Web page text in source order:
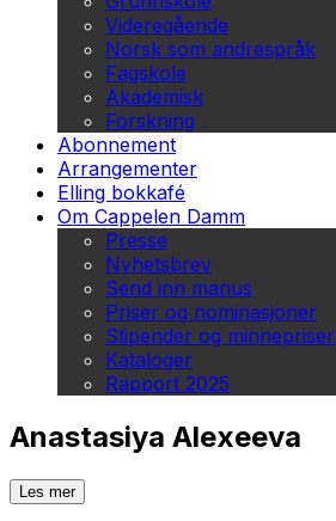
Videregående
Norsk som andrespråk
Fagskole
Akademisk
Forskning
Abonnement
Arrangementer
Elling bokkafé
Om Cappelen Damm
Presse
Nyhetsbrev
Send inn manus
Priser og nominasjoner
Stipender og minnepriser
Kataloger
Rapport 2025
Anastasiya Alexeeva
Les mer